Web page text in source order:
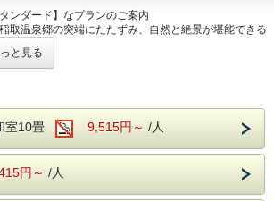
まさにロマンチックな夜の贈りもの。恋
ご夫婦で、静かな海辺の夜をぜひご堪能
さい。
た大浴場へ。豊かな緑と温泉が、旅の疲
優しく癒してくれます。さらに、館内に
ラオケルームや卓球コーナーも完備！ご
やご友人と、夜まで思いっきりお楽しみ
自慢の大自然に囲まれた露天風呂や広々とした大浴場
かな緑と温泉が、旅の疲れを優しく癒してくれます。
に、館内にはカラオケルームや卓球コーナーも完備！ご
ックイン・チェックアウト>
ックインは15時！
付プランの場合、夕食バイキングの営業時間の都合
ェックアウトは嬉しい11時！
年7月18日(土)～2026年8月29日(土)のご宿泊はチ
タンダード】なプランのご案内
取温泉郷の突端にたたずみ、自然と絶景が堪能できる
豆の温暖な気候の中、鮮やかな空、心地よい潮騒の響
平線の彼方に浮かぶ伊豆七島など、
とさらに夕食はアルコール・ソフトドリンク【無料】で
題！
辺には、珍しいワニや植物が楽しめる「熱川バナナワ
」や、迫力満点のホワイトタイガーに会える「伊豆アニ
と見る
室10畳 9,515円～ /人
円～ /人